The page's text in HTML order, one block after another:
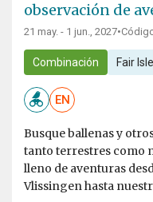
observación de
21 may. - 1 jun., 2027•
Combinación Fair Isle
EN
Busque ballenas y
tanto terrestres como
lleno de aventuras
Vlissingen hasta